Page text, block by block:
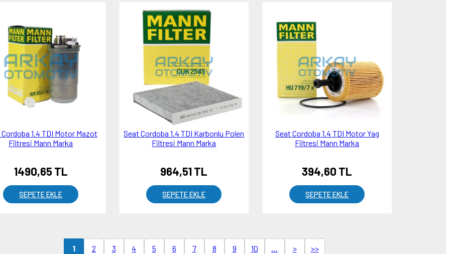
1.4 TDI Motor Mazot
Filtresi Mann Marka
1490,65 TL
SEPETE EKLE
Seat Cordoba 1.4 TDI Karbonlu Polen
Filtresi Mann Marka
964,51 TL
SEPETE EKLE
Seat Cordoba 1.4 TDI Motor Yag
Filtresi Mann Marka
394,60 TL
SEPETE EKLE
1 2 3 4 5 6 7 8 9 10 … > >>